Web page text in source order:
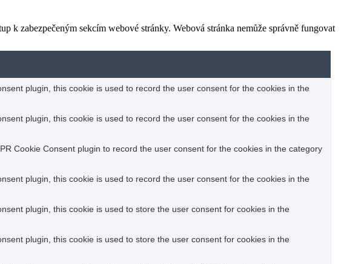
k zabezpečeným sekcím webové stránky. Webová stránka nemůže správně fungovat
plugin, this cookie is used to record the user consent for the cookies in the
plugin, this cookie is used to record the user consent for the cookies in the
Cookie Consent plugin to record the user consent for the cookies in the category
plugin, this cookie is used to record the user consent for the cookies in the
plugin, this cookie is used to store the user consent for cookies in the
plugin, this cookie is used to store the user consent for cookies in the